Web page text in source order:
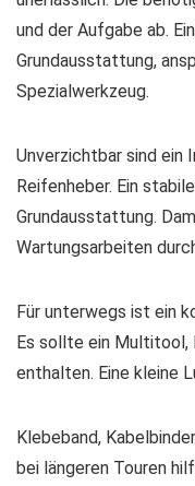
und der Aufgabe ab.
Grundausstattung,
Spezialwerkzeug.
Unverzichtbar sind ein
Reifenheber. Ein
Grundausstattung.
Wartungsarbeiten
Für unterwegs ist ein
Es sollte ein Multitool,
enthalten. Eine kleine
Klebeband,
bei längeren Touren